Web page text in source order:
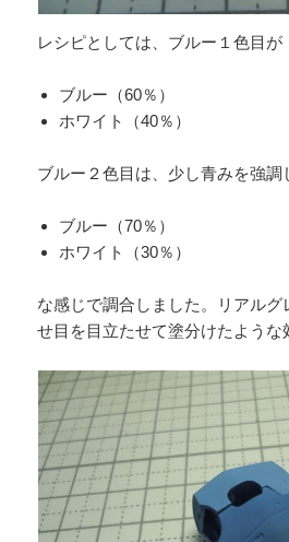
レシピとしては、ブルー１色目が
ブルー（60％）
ホワイト（40％）
ブルー２色目は、少し青みを強調
ブルー（70％）
ホワイト（30％）
な感じで調合しました。リアルグ
せ目を目立たせて塗分けたような